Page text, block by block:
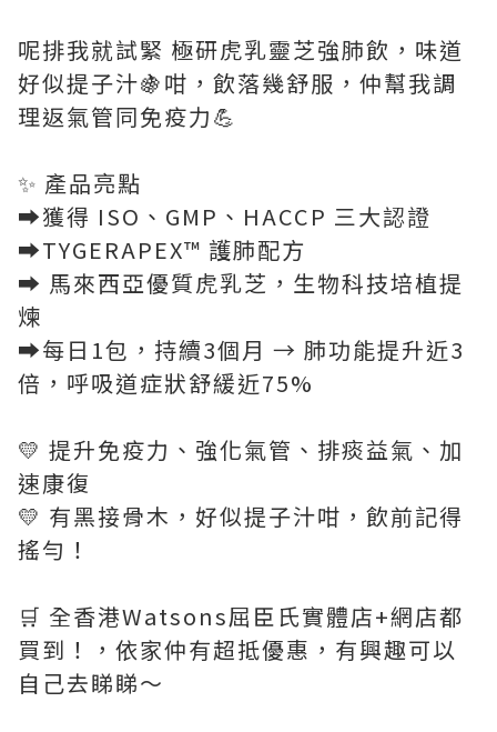
呢排我就試緊 極研虎乳靈芝強肺飲，味道
好似提子汁🍇咁，飲落幾舒服，仲幫我調
理返氣管同免疫力💪
✨ 產品亮點
➡️獲得 ISO、GMP、HACCP 三大認證
➡️TYGERAPEX™️ 護肺配方
➡️ 馬來西亞優質虎乳芝，生物科技培植提
煉
➡️每日1包，持續3個月 → 肺功能提升近3
倍，呼吸道症狀舒緩近75%
💛 提升免疫力、強化氣管、排痰益氣、加
速康復
💛 有黑接骨木，好似提子汁咁，飲前記得
搖勻！
🛒 全香港Watsons屈臣氏實體店+網店都
買到！，依家仲有超抵優惠，有興趣可以
自己去睇睇～